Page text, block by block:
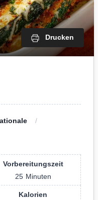
Drucken
Vorbereitungszeit
25 Minuten
Kalorien